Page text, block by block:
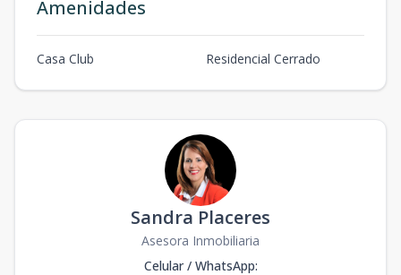
Amenidades
Casa Club Residencial Cerrado
Sandra Placeres
Asesora Inmobiliaria
Celular / WhatsApp: